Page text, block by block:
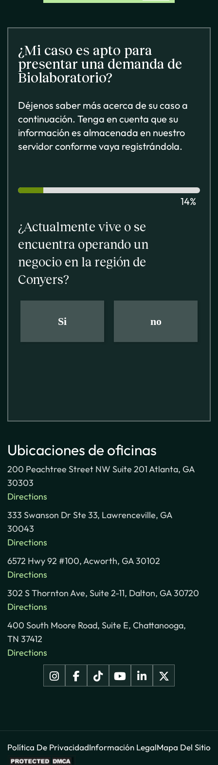
¿Mi caso es apto para
presentar una demanda de
Biolaboratorio?
Déjenos saber más acerca de su caso a
continuación. Tenga en cuenta que su
información es almacenada en nuestro
servidor conforme vaya registrándola.
14%
¿Actualmente vive o se
encuentra operando un
negocio en la región de
Conyers?
Si no
Ubicaciones de oficinas
200 Peachtree Street NW Suite 201 Atlanta, GA
30303
Directions
333 Swanson Dr Ste 33, Lawrenceville, GA
30043
Directions
6572 Hwy 92 #100, Acworth, GA 30102
Directions
302 S Thornton Ave, Suite 2-11, Dalton, GA 30720
Directions
400 South Moore Road, Suite E, Chattanooga,
TN 37412
Directions
Política De PrivacidadInformación LegalMapa Del Sitio